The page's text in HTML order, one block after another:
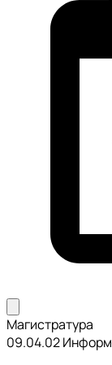
Магистратура
09.04.02